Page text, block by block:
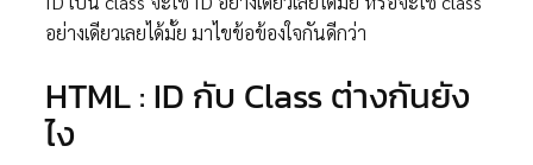
อย่างเดียวเลยได้มั้ย มาไขข้อข้องใจกันดีกว่า
HTML : ID กับ Class ต่างกันยัง
ไง